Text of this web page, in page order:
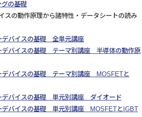
グの基礎
スの動作原理から諸特性・データシートの読み
デバイスの基礎 全単元講座
デバイスの基礎 テーマ別講座 半導体の動作原
デバイスの基礎 テーマ別講座 MOSFETと
デバイスの基礎 単元別講座 ダイオード
デバイスの基礎 単元別講座 MOSFETとIGBT